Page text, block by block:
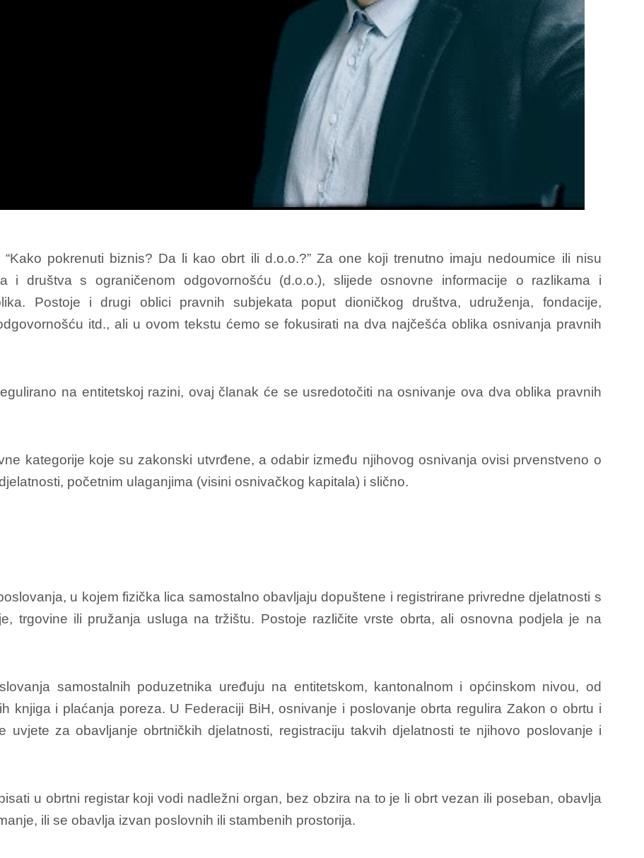
pokrenuti biznis? Da li kao obrt ili d.o.o.?” Za one koji trenutno imaju nedoumice ili nisu
i društva s ograničenom odgovornošću (d.o.o.), slijede osnovne informacije o razlikama i
Postoje i drugi oblici pravnih subjekata poput dioničkog društva, udruženja, fondacije,
itd., ali u ovom tekstu ćemo se fokusirati na dva najčešća oblika osnivanja pravnih
na entitetskoj razini, ovaj članak će se usredotočiti na osnivanje ova dva oblika pravnih
kategorije koje su zakonski utvrđene, a odabir između njihovog osnivanja ovisi prvenstveno o
početnim ulaganjima (visini osnivačkog kapitala) i slično.
u kojem fizička lica samostalno obavljaju dopuštene i registrirane privredne djelatnosti s
trgovine ili pružanja usluga na tržištu. Postoje različite vrste obrta, ali osnovna podjela je na
samostalnih poduzetnika uređuju na entitetskom, kantonalnom i općinskom nivou, od
knjiga i plaćanja poreza. U Federaciji BiH, osnivanje i poslovanje obrta regulira Zakon o obrtu i
uvjete za obavljanje obrtničkih djelatnosti, registraciju takvih djelatnosti te njihovo poslovanje i
u obrtni registar koji vodi nadležni organ, bez obzira na to je li obrt vezan ili poseban, obavlja
ili se obavlja izvan poslovnih ili stambenih prostorija.